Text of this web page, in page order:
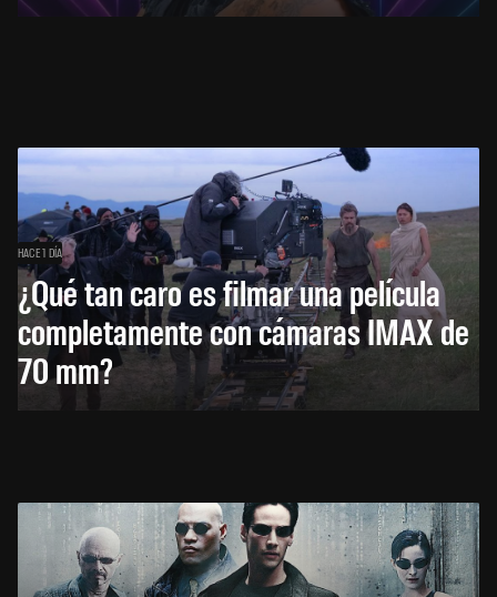
HACE 1 DÍA
¿Qué tan caro es filmar una película
completamente con cámaras IMAX de
70 mm?